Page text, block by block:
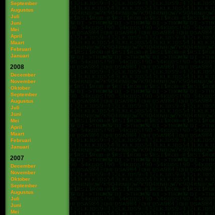
September
Augustus
Juli
Juni
Mei
April
Maart
Februari
Januari
2008
December
November
Oktober
September
Augustus
Juli
Juni
Mei
April
Maart
Februari
Januari
2007
December
November
Oktober
September
Augustus
Juli
Juni
Mei